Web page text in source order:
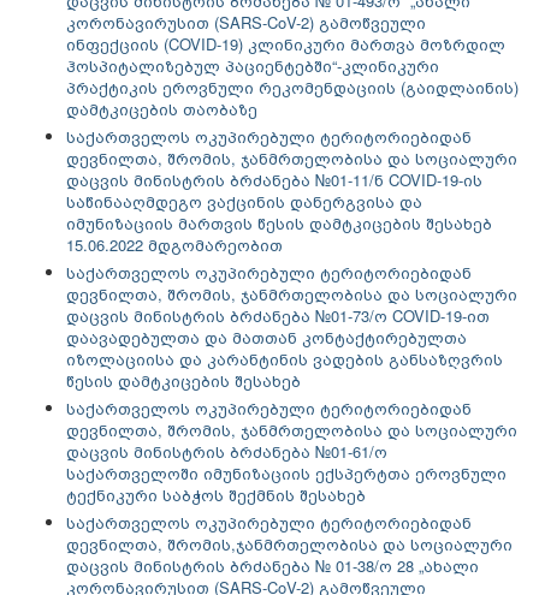
კორონავირუსით (SARS-CoV-2) გამოწვეული
ინფექციის (COVID-19) კლინიკური მართვა მოზრდილ
ჰოსპიტალიზებულ პაციენტებში“-კლინიკური
პრაქტიკის ეროვნული რეკომენდაციის (გაიდლაინის)
დამტკიცების თაობაზე
საქართველოს ოკუპირებული ტერიტორიებიდან
დევნილთა, შრომის, ჯანმრთელობისა და სოციალური
დაცვის მინისტრის ბრძანება №01-11/ნ COVID-19-ის
საწინააღმდეგო ვაქცინის დანერგვისა და
იმუნიზაციის მართვის წესის დამტკიცების შესახებ
15.06.2022 მდგომარეობით
საქართველოს ოკუპირებული ტერიტორიებიდან
დევნილთა, შრომის, ჯანმრთელობისა და სოციალური
დაცვის მინისტრის ბრძანება №01-73/ო COVID-19-ით
დაავადებულთა და მათთან კონტაქტირებულთა
იზოლაციისა და კარანტინის ვადების განსაზღვრის
წესის დამტკიცების შესახებ
საქართველოს ოკუპირებული ტერიტორიებიდან
დევნილთა, შრომის, ჯანმრთელობისა და სოციალური
დაცვის მინისტრის ბრძანება №01-61/ო
საქართველოში იმუნიზაციის ექსპერტთა ეროვნული
ტექნიკური საბჭოს შექმნის შესახებ
საქართველოს ოკუპირებული ტერიტორიებიდან
დევნილთა, შრომის,ჯანმრთელობისა და სოციალური
დაცვის მინისტრის ბრძანება № 01-38/ო 28 „ახალი
კორონავირუსით (SARS-CoV-2) გამოწვეული